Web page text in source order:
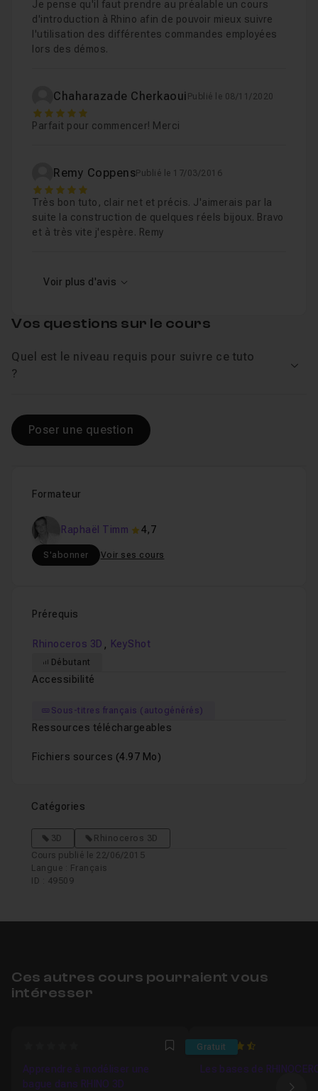
Je pense qu'il faut prendre au préalable un cours
d'introduction à Rhino afin de pouvoir mieux suivre
l'utilisation des différentes commandes employées
lors des démos.
Chaharazade Cherkaoui Publié le 08/11/2020
5
Parfait pour commencer! Merci
Remy CoppensPublié le 17/03/2016
5
Très bon tuto, clair net et précis. J'aimerais par la
suite la construction de quelques réels bijoux. Bravo
et à très vite j'espère. Remy
Voir plus d'avis
Formateur
Raphaël Timm 4,7
S'abonner Voir ses cours
Prérequis
Rhinoceros 3D , KeyShot
Débutant
Accessibilité
Sous-titres français (autogénérés)
Ressources téléchargeables
Fichiers sources (4.97 Mo)
Catégories
3D
Rhinoceros 3D
Cours publié le 22/06/2015
Langue : Français
ID : 49509
Vos questions sur le cours
Quel est le niveau requis pour suivre ce tuto
?
Poser une question
Ces autres cours pourraient vous
intéresser
Favori
Apprendre à modéliser une
bague dans RHINO 3D
Gratuit
4.75
Les bases de